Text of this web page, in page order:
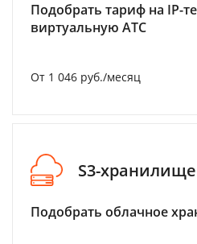
Подобрать тариф на IP-
виртуальную АТС
От 1 046 руб./месяц
S3-хранилище
Подобрать облачное